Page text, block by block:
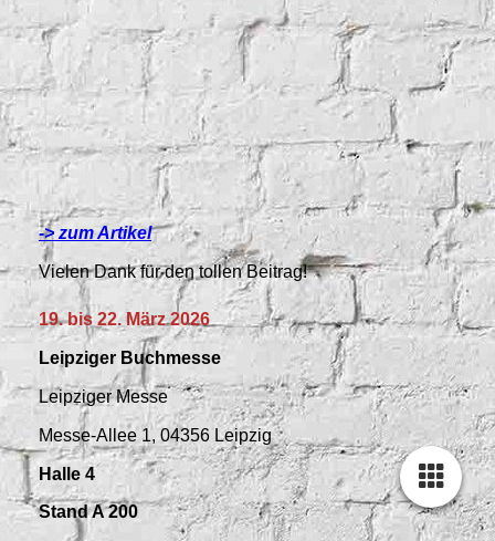
-> zum Artikel
Vielen Dank für den tollen Beitrag!
19. bis 22. März 2026
Leipziger Buchmesse
Leipziger Messe
Messe-Allee 1, 04356 Leipzig
Halle 4
Stand A 200